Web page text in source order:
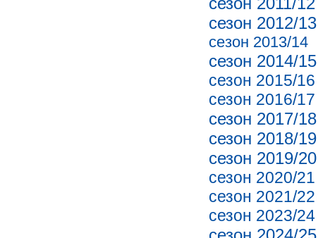
сезон 2012/13
сезон 2013/14
сезон 2014/15
сезон 2015/16
сезон 2016/17
сезон 2017/18
сезон 2018/19
сезон 2019/20
сезон 2020/21
сезон 2021/22
сезон 2023/24